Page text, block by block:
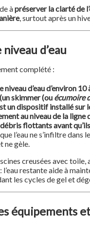
àpréserver la clarté de
, surtout après un
d’eau
complété :
niveau d’eau d’environ 10
skimmer(ou écumoire
undispositif installé sur
au niveau de la ligne
flottantsavant
l’eau ne s’infiltre dans
ne gèle.
creusées avec
l’eau restante aide à
les cycles de gel et
équipements